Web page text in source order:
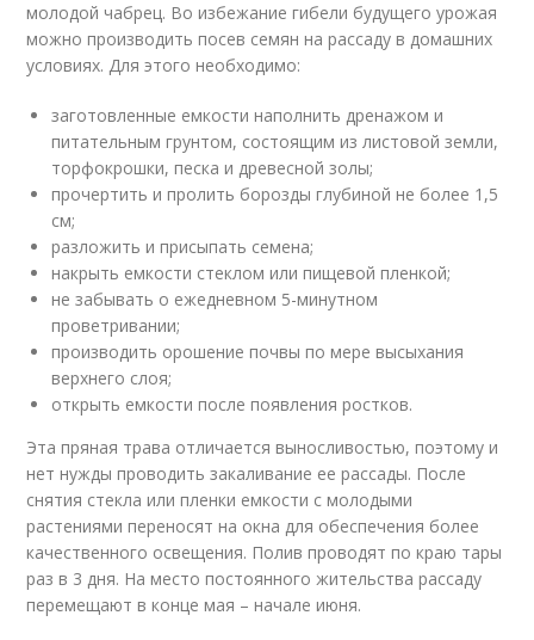
молодой чабрец. Во избежание гибели будущего урожая
можно производить посев семян на рассаду в домашних
условиях. Для этого необходимо:
заготовленные емкости наполнить дренажом и
питательным грунтом, состоящим из листовой земли,
торфокрошки, песка и древесной золы;
прочертить и пролить борозды глубиной не более 1,5
см;
разложить и присыпать семена;
накрыть емкости стеклом или пищевой пленкой;
не забывать о ежедневном 5-минутном
проветривании;
производить орошение почвы по мере высыхания
верхнего слоя;
открыть емкости после появления ростков.
Эта пряная трава отличается выносливостью, поэтому и
нет нужды проводить закаливание ее рассады. После
снятия стекла или пленки емкости с молодыми
растениями переносят на окна для обеспечения более
качественного освещения. Полив проводят по краю тары
раз в 3 дня. На место постоянного жительства рассаду
перемещают в конце мая – начале июня.